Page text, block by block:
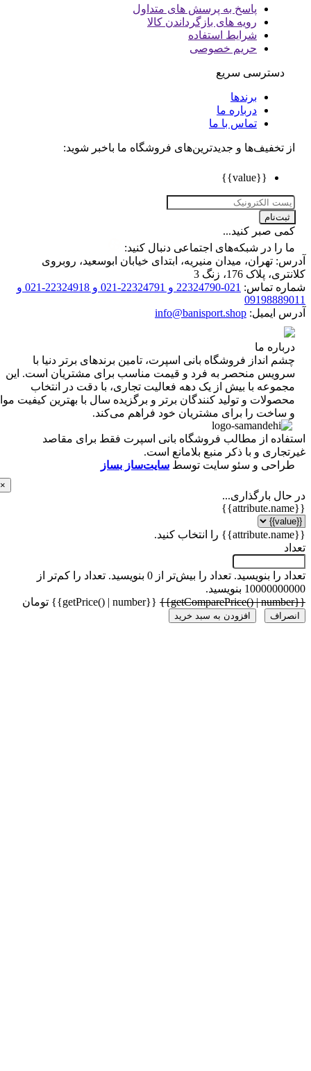
پاسخ به پرسش های متداول
رویه های بازگرداندن کالا
شرایط استفاده
حریم خصوصی
دسترسی سریع
برندها
درباره ما
تماس با ما
تخفیف‌ها و جدیدترین‌های فروشگاه ما باخبر شوید:
صبر کنید...
را در شبکه‌های اجتماعی دنبال کنید:
تهران، میدان منیریه، ابتدای خیابان ابوسعید، روبروی
پلاک 176، زنگ 3
تماس:
021-22324790 و 22324791-021 و 22324918-021 و
ایمیل: info@banisport.shop
ما
انداز فروشگاه‌ بانی اسپرت، تامین برندهای برتر دنیا با
منحصر به فرد و قیمت مناسب برای مشتریان است. این
با بیش از یک دهه فعالیت تجاری، با دقت در انتخاب
و تولید کنندگان برتر و برگزیده سال با بهترین کیفیت مواد
را برای مشتریان خود فراهم می‌کند.
از مطالب فروشگاه بانی اسپرت فقط برای مقاصد
و با ذکر منبع بلامانع است.
و سئو سایت توسطسایت‌ساز بساز
بارگذاری...
را بنویسید.تعداد را بیش‌تر از 0 بنویسید.
تعداد را کم‌تر از
بنویسید.
{{getPrice() | number}} تومان
افزودن به سبد خرید